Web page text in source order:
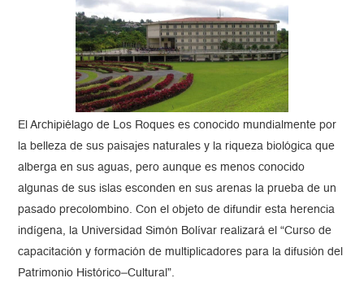
El Archipiélago de Los Roques es conocido mundialmente por
la belleza de sus paisajes naturales y la riqueza biológica que
alberga en sus aguas, pero aunque es menos conocido
algunas de sus islas esconden en sus arenas la prueba de un
pasado precolombino. Con el objeto de difundir esta herencia
indígena, la Universidad Simón Bolívar realizará el “Curso de
capacitación y formación de multiplicadores para la difusión del
Patrimonio Histórico–Cultural”.